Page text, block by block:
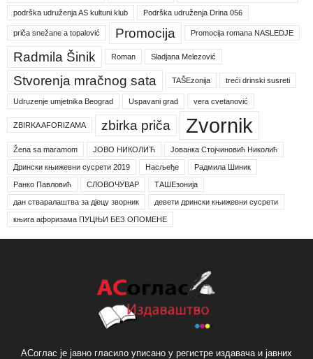
podrška udruženja AS kultuni klub Podrška udruženja Drina 056
priča snežane a topalović Promocija Promocija romana NASLEDJE
Radmila Šinik Roman Sladjana Melezović
Stvorenja mračnog sata TAŠEzonija treći drinski susreti
Udruzenje umjetnika Beograd Uspavani grad vera cvetanović
ZBIRKA AFORIZAMA zbirka priča Zvornik
Žena sa maramom ЈОВО НИКОЛИЋ Јованка Стојчиновић Николић
Дрински књижевни сусрети 2019 Насљеђе Радмила Шиник
Ранко Павловић СЛОВОЧУВАР ТАШЕзонија
дан стваралаштва за дјецу зворник девети дрински књижевни сусрети
књига афоризама ПУЦЊИ БЕЗ ОПОМЕНЕ
АСоглас је јавно гласило уписано у регистре издавача и јавних